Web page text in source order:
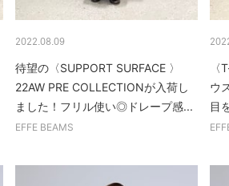
2022.08.09
待望の〈SUPPORT SURFACE 〉
22AW PRE COLLECTIONが入荷し
ました！フリル使い◎ドレープ感...
EFFE BEAMS
ウ
目